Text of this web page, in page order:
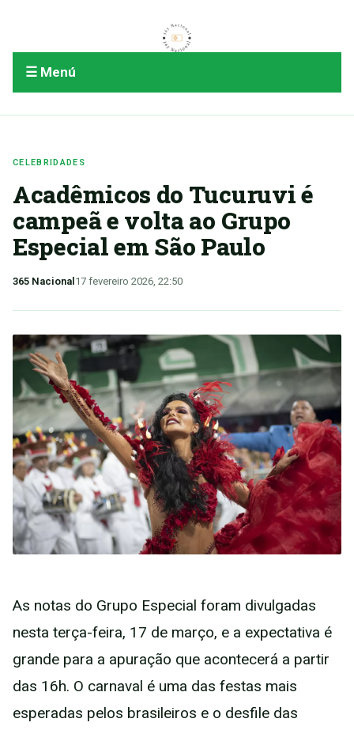
☰ Menú
CELEBRIDADES
Acadêmicos do Tucuruvi é
campeã e volta ao Grupo
Especial em São Paulo
365 Nacional 17 fevereiro 2026, 22:50
As notas do Grupo Especial foram divulgadas
nesta terça-feira, 17 de março, e a expectativa é
grande para a apuração que acontecerá a partir
das 16h. O carnaval é uma das festas mais
esperadas pelos brasileiros e o desfile das